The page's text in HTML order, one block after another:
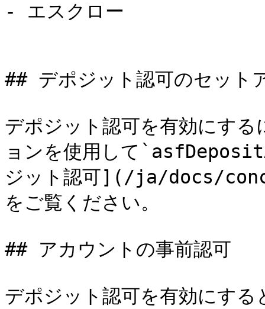
- エスクロー
## デポジット認可のセット
デポジット認可を有効にす
ョンを使用して
ジット認可](/ja/docs/
をご覧ください。
## アカウントの事前認可
デポジット認可を有効にす